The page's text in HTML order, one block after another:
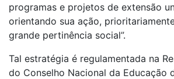
programas e projetos de extensão
orientando sua ação,
grande pertinência social”.
Tal estratégia é regulamentada na
do Conselho Nacional da Educação